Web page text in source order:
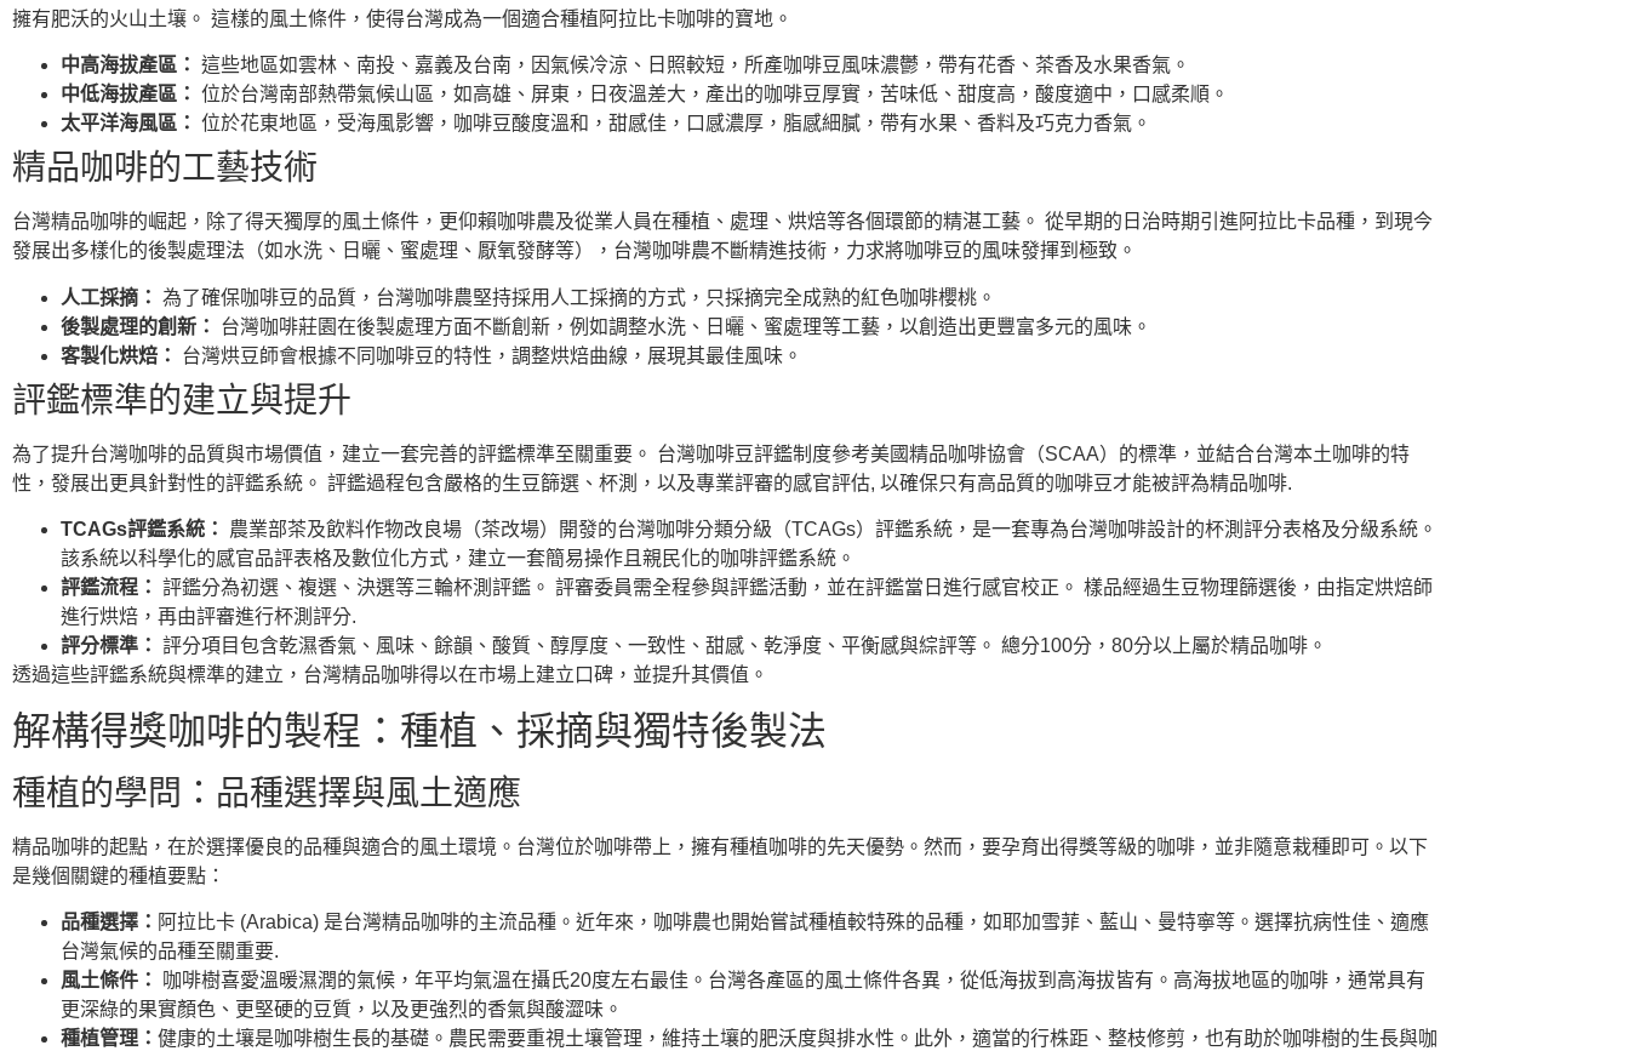
擁有肥沃的火山土壤。 這樣的風土條件，使得台灣成為一個適合種植阿拉比卡咖啡的寶地。
中高海拔產區： 這些地區如雲林、南投、嘉義及台南，因氣候冷涼、日照較短，所產咖啡豆風味濃鬱，帶有花香、茶香及水果香氣。
中低海拔產區： 位於台灣南部熱帶氣候山區，如高雄、屏東，日夜溫差大，產出的咖啡豆厚實，苦味低、甜度高，酸度適中，口感柔順。
太平洋海風區： 位於花東地區，受海風影響，咖啡豆酸度溫和，甜感佳，口感濃厚，脂感細膩，帶有水果、香料及巧克力香氣。
精品咖啡的工藝技術
台灣精品咖啡的崛起，除了得天獨厚的風土條件，更仰賴咖啡農及從業人員在種植、處理、烘焙等各個環節的精湛工藝。 從早期的日治時期引進阿拉比卡品種，到現今
發展出多樣化的後製處理法（如水洗、日曬、蜜處理、厭氧發酵等），台灣咖啡農不斷精進技術，力求將咖啡豆的風味發揮到極致。
人工採摘： 為了確保咖啡豆的品質，台灣咖啡農堅持採用人工採摘的方式，只採摘完全成熟的紅色咖啡櫻桃。
後製處理的創新：
台灣咖啡莊園在後製處理方面不斷創新，例如調整水洗、日曬、蜜處理等工藝，以創造出更豐富多元的風味。
客製化烘焙：
台灣烘豆師會根據不同咖啡豆的特性，調整烘焙曲線，展現其最佳風味。
評鑑標準的建立與提升
為了提升台灣咖啡的品質與市場價值，建立一套完善的評鑑標準至關重要。 台灣咖啡豆評鑑制度參考美國精品咖啡協會（SCAA）的標準，並結合台灣本土咖啡的特
性，發展出更具針對性的評鑑系統。 評鑑過程包含嚴格的生豆篩選、杯測，以及專業評審的感官評估, 以確保只有高品質的咖啡豆才能被評為精品咖啡.
TCAGs評鑑系統：
農業部茶及飲料作物改良場（茶改場）開發的台灣咖啡分類分級（TCAGs）評鑑系統，是一套專為台灣咖啡設計的杯測評分表格及分級系統。
該系統以科學化的感官品評表格及數位化方式，建立一套簡易操作且親民化的咖啡評鑑系統。
評鑑流程： 評鑑分為初選、複選、決選等三輪杯測評鑑。 評審委員需全程參與評鑑活動，並在評鑑當日進行感官校正。 樣品經過生豆物理篩選後，由指定烘焙師
進行烘焙，再由評審進行杯測評分.
評分標準： 評分項目包含乾濕香氣、風味、餘韻、酸質、醇厚度、一致性、甜感、乾淨度、平衡感與綜評等。 總分100分，80分以上屬於精品咖啡。
透過這些評鑑系統與標準的建立，台灣精品咖啡得以在市場上建立口碑，並提升其價值。
解構得獎咖啡的製程：種植、採摘與獨特後製法
種植的學問：品種選擇與風土適應
精品咖啡的起點，在於選擇優良的品種與適合的風土環境。台灣位於咖啡帶上，擁有種植咖啡的先天優勢。然而，要孕育出得獎等級的咖啡，並非隨意栽種即可。以下
是幾個關鍵的種植要點：
品種選擇： 阿拉比卡 (Arabica) 是台灣精品咖啡的主流品種。近年來，咖啡農也開始嘗試種植較特殊的品種，如耶加雪菲、藍山、曼特寧等。選擇抗病性佳、適應
台灣氣候的品種至關重要.
風土條件：
咖啡樹喜愛溫暖濕潤的氣候，年平均氣溫在攝氏20度左右最佳。台灣各產區的風土條件各異，從低海拔到高海拔皆有。高海拔地區的咖啡，通常具有
更深綠的果實顏色、更堅硬的豆質，以及更強烈的香氣與酸澀味。
種植管理： 健康的土壤是咖啡樹生長的基礎。農民需要重視土壤管理，維持土壤的肥沃度與排水性。此外，適當的行株距、整枝修剪，也有助於咖啡樹的生長與咖